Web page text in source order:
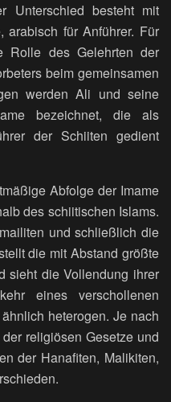
Unterschied besteht mit
für Anführer. Für
Rolle des Gelehrten der
beim gemeinsamen
werden Ali und seine
bezeichnet, die als
der Schiiten gedient
Abfolge der Imame
des schiitischen Islams.
und schließlich die
die mit Abstand größte
sieht die Vollendung ihrer
eines verschollenen
heterogen. Je nach
religiösen Gesetze und
der Hanafiten, Malikiten,